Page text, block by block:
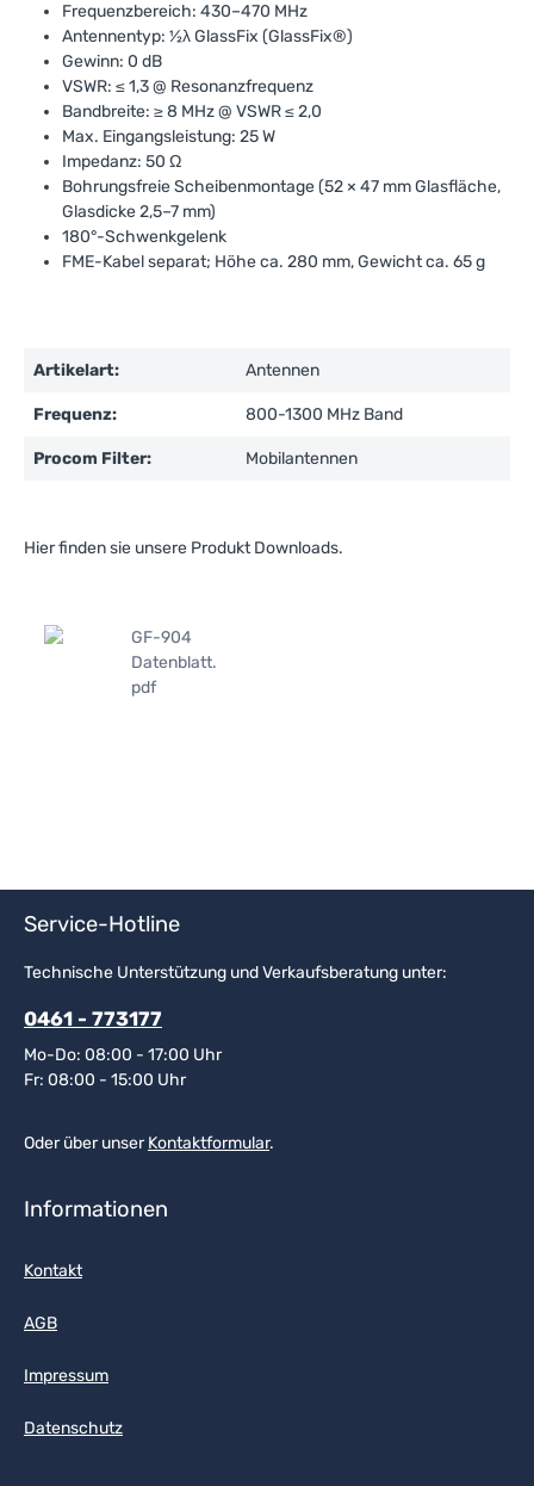
Frequenzbereich: 430–470 MHz
Antennentyp: ½λ GlassFix (GlassFix®)
Gewinn: 0 dB
VSWR: ≤ 1,3 @ Resonanzfrequenz
Bandbreite: ≥ 8 MHz @ VSWR ≤ 2,0
Max. Eingangsleistung: 25 W
Impedanz: 50 Ω
Bohrungsfreie Scheibenmontage (52 × 47 mm Glasfläche,
Glasdicke 2,5–7 mm)
180°-Schwenkgelenk
FME-Kabel separat; Höhe ca. 280 mm, Gewicht ca. 65 g
Artikelart: Antennen
Frequenz: 800-1300 MHz Band
Procom Filter: Mobilantennen
Hier finden sie unsere Produkt Downloads.
GF-904
Datenblatt.
pdf
Service-Hotline
Technische Unterstützung und Verkaufsberatung unter:
0461 - 773177
Mo-Do: 08:00 - 17:00 Uhr
Fr: 08:00 - 15:00 Uhr
Oder über unserKontaktformular.
Informationen
Kontakt
AGB
Impressum
Datenschutz